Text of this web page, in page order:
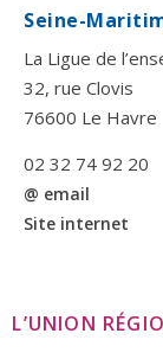
Seine-
La Ligue de
32, rue Clovis
76600 Le Havre
02 32 74 92 20
@ email
Site internet
L’UNION